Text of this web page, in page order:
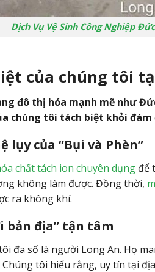
Dịch Vụ Vệ Sinh Công Nghiệp
của chúng tôi
đô thị hóa mạnh mẽ như
chúng tôi tách biệt khỏi đám
lụy của “Bụi và Phèn”
chất tách ion chuyên dụng để
không làm được. Đồng thời,
ra không khí.
bản địa” tận tâm
đa số là người Long An. Họ
tôi hiểu rằng, uy tín tại